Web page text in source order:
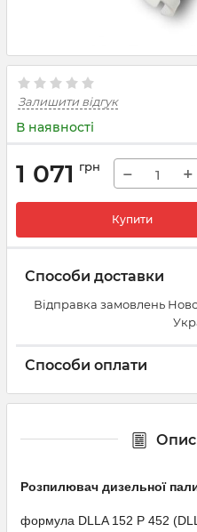
Залишити відгук
В наявності
1 071 грн − +
Купити
Способи доставки
Відправка замовлень
Способи оплати
Опис
Розпилювач дизельної
формула DLLA 152 P 452